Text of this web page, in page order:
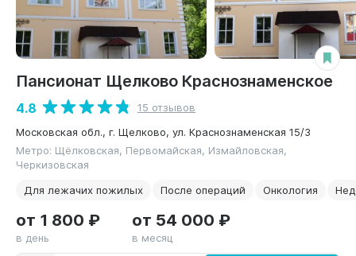
Пансионат Щелково Краснознаменское
4.8
15 отзывов
Московская обл., г. Щелково, ул. Краснознаменская 15/3
Метро: Щёлковская, Первомайская, Измайловская,
Черкизовская
Для лежачих пожилых
После операций Онкология
от 1 800 ₽
в день
от 54 000 ₽
в месяц